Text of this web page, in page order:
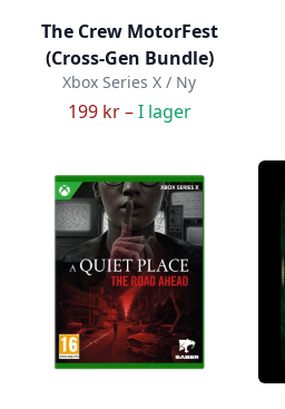
The Crew MotorFest
(Cross-Gen Bundle)
Xbox Series X / Ny
199 kr –I lager